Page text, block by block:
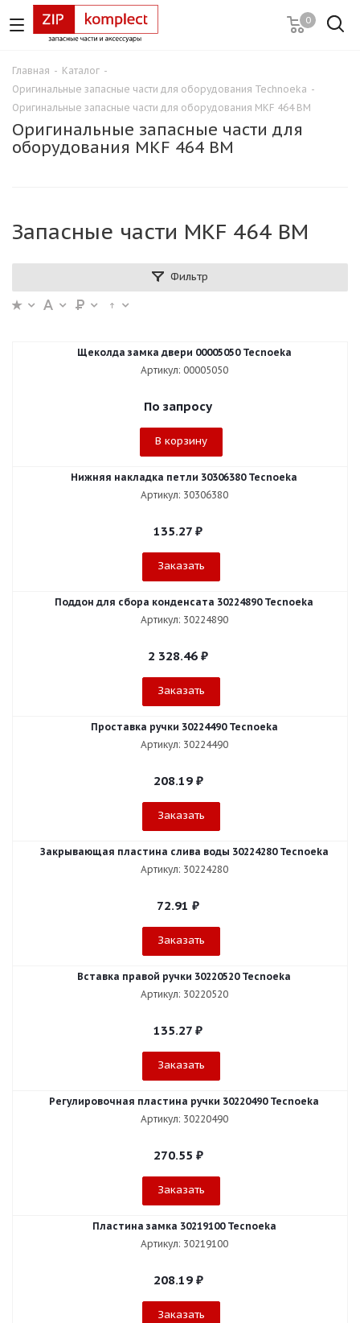
0
Главная - Каталог -
Оригинальные запасные части для оборудования Technoeka -
Оригинальные запасные части для оборудования MKF 464 BM
Оригинальные запасные части для
оборудования MKF 464 BM
Запасные части MKF 464 BM
Фильтр
Щеколда замка двери 00005050 Tecnoeka
Артикул: 00005050
По запросу
В корзину
Нижняя накладка петли 30306380 Tecnoeka
Артикул: 30306380
135.27 ₽
Заказать
Поддон для сбора конденсата 30224890 Tecnoeka
Артикул: 30224890
2 328.46 ₽
Заказать
Проставка ручки 30224490 Tecnoeka
Артикул: 30224490
208.19₽
Заказать
Закрывающая пластина слива воды 30224280 Tecnoeka
Артикул: 30224280
72.91 ₽
Заказать
Вставка правой ручки 30220520 Tecnoeka
Артикул: 30220520
135.27 ₽
Заказать
Регулировочная пластина ручки 30220490 Tecnoeka
Артикул: 30220490
270.55 ₽
Заказать
Пластина замка 30219100 Tecnoeka
Артикул: 30219100
208.19₽
Заказать